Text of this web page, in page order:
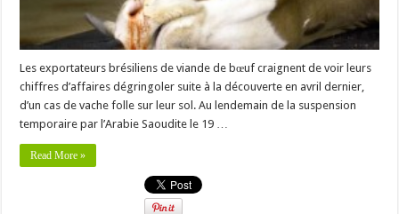
Les exportateurs brésiliens de viande de bœuf craignent de voir leurs
chiffres d’affaires dégringoler suite à la découverte en avril dernier,
d’un cas de vache folle sur leur sol. Au lendemain de la suspension
temporaire par l’Arabie Saoudite le 19 …
Read More »